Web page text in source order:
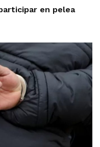
en pelea